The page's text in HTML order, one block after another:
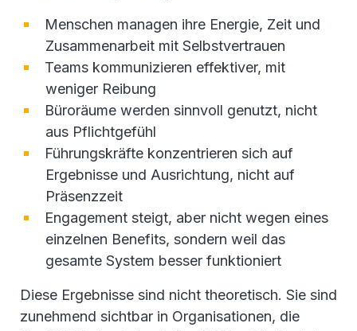
Menschen managen ihre Energie, Zeit und
Zusammenarbeit mit Selbstvertrauen
Teams kommunizieren effektiver, mit
weniger Reibung
Büroräume werden sinnvoll genutzt, nicht
aus Pflichtgefühl
Führungskräfte konzentrieren sich auf
Ergebnisse und Ausrichtung, nicht auf
Präsenzzeit
Engagement steigt, aber nicht wegen eines
einzelnen Benefits, sondern weil das
gesamte System besser funktioniert
Diese Ergebnisse sind nicht theoretisch. Sie sind
zunehmend sichtbar in Organisationen, die